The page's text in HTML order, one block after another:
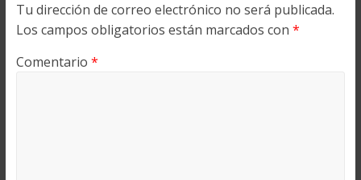
Tu dirección de correo electrónico no será publicada.
Los campos obligatorios están marcados con *
Comentario *